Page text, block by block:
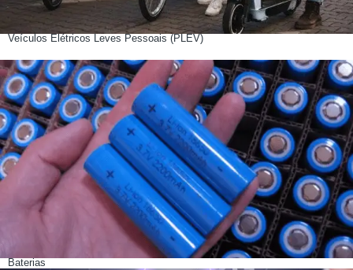
Veículos Elétricos Leves Pessoais (PLEV)
Baterias